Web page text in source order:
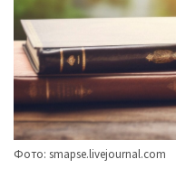
Фото: smapse.livejournal.com